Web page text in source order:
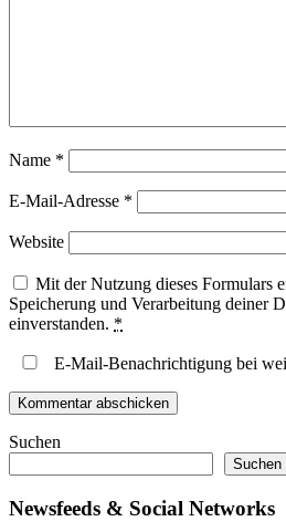
Name *
E-Mail-Adresse *
Website
Mit der Nutzung dieses Formulars
Speicherung und Verarbeitung deiner
einverstanden. *
E-Mail-Benachrichtigung bei
Suchen
Suchen
Newsfeeds & Social Networks